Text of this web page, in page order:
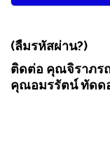
(ลืมรหัสผ่าน?)
ติดต่อ คุณจิราภร
คุณอมรรัตน์ ทัดด